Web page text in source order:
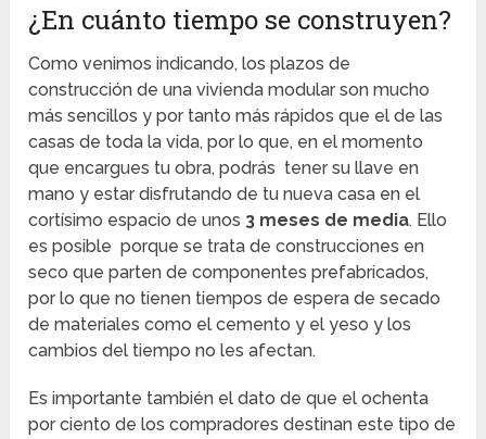
¿En cuánto tiempo se construyen?
Como venimos indicando, los plazos de
construcción de una vivienda modular son mucho
más sencillos y por tanto más rápidos que el de las
casas de toda la vida, por lo que, en el momento
que encargues tu obra, podrás tener su llave en
mano y estar disfrutando de tu nueva casa en el
cortísimo espacio de unos 3 meses de media. Ello
es posible porque se trata de construcciones en
seco que parten de componentes prefabricados,
por lo que no tienen tiempos de espera de secado
de materiales como el cemento y el yeso y los
cambios del tiempo no les afectan.
Es importante también el dato de que el ochenta
por ciento de los compradores destinan este tipo de